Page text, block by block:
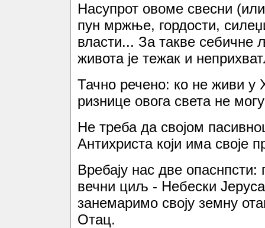
Насупрот овоме свесни
пун мржње, гордости,
власти... За такве себичне
живота је тежак и
Тачно речено: ко не живи у
ризнице овога света не
Не треба да својом
Антихриста који има своје
Вребају нас две
вечни циљ - Небески
занемаримо своју земну
Отац.